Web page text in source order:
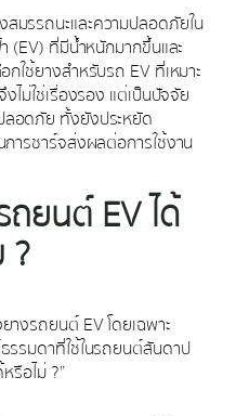
มรรถนะและความปลอดภัยใน
(EV) ที่มีน้ำหนักมากขึ้นและ
ใช้ยางสำหรับรถ EV ที่เหมาะ
ไม่ใช่เรื่องรอง แต่เป็นปัจจัย
อดภัย ทั้งยังประหยัด
ารชาร์จส่งผลต่อการใช้งาน
ถยนต์ EV ได้
?
งรถยนต์ EV โดยเฉพาะ
รมดาที่ใช้ในรถยนต์สันดาป
รือไม่ ?”